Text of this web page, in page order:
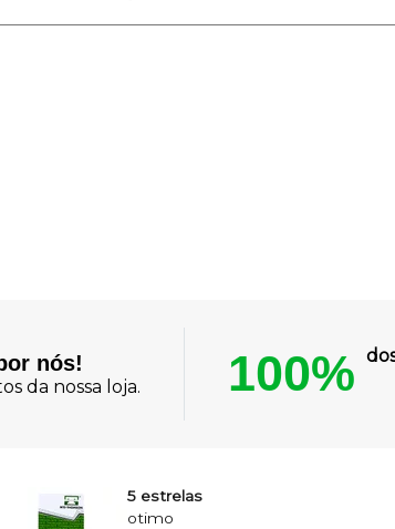
nós!
da nossa loja. 100%
5 estrelas
otimo